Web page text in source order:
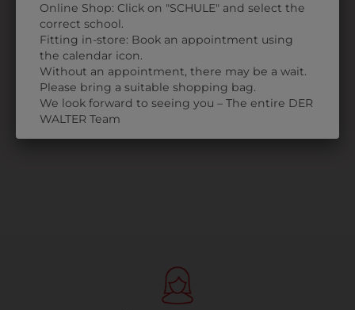
335340400
T-SHIRT
KURZARM
€ 24,90
Online Shop: Click on "SCHULE" and select the
correct school.
Fitting in-store: Book an appointment using
the calendar icon.
Without an appointment, there may be a wait.
Please bring a suitable shopping bag.
We look forward to seeing you – The entire DER
WALTER Team